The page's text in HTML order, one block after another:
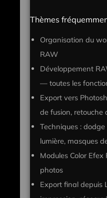
Thèmes
Organisation du
RAW
Développement
— toutes les
Export vers
de fusion, retouche
Techniques :
lumière, masques
Modules Color
photos
Export final depuis